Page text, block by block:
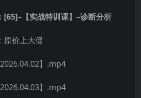
[65]–【实战特训课】–诊断分析
原价上大促
】.mp4
】.mp4